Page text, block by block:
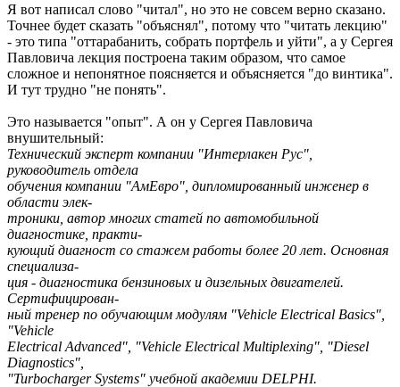
Я вот написал слово "читал", но это не совсем верно сказано.
Точнее будет сказать "объяснял", потому что "читать лекцию"
- это типа "оттарабанить, собрать портфель и уйти", а у Сергея
Павловича лекция построена таким образом, что самое
сложное и непонятное поясняется и объясняется "до винтика".
И тут трудно "не понять".
Это называется "опыт". А он у Сергея Павловича
внушительный:
Технический эксперт компании "Интерлакен Рус",
руководитель отдела
обучения компании "АмЕвро", дипломированный инженер в
области элек-
троники, автор многих статей по автомобильной
диагностике, практи-
кующий диагност со стажем работы более 20 лет. Основная
специализа-
ция - диагностика бензиновых и дизельных двигателей.
Сертифицирован-
ный тренер по обучающим модулям "Vehicle Electrical Basics",
"Vehicle
Electrical Advanced", "Vehicle Electrical Multiplexing", "Diesel
Diagnostics",
"Turbocharger Systems" учебной академии DELPHI.